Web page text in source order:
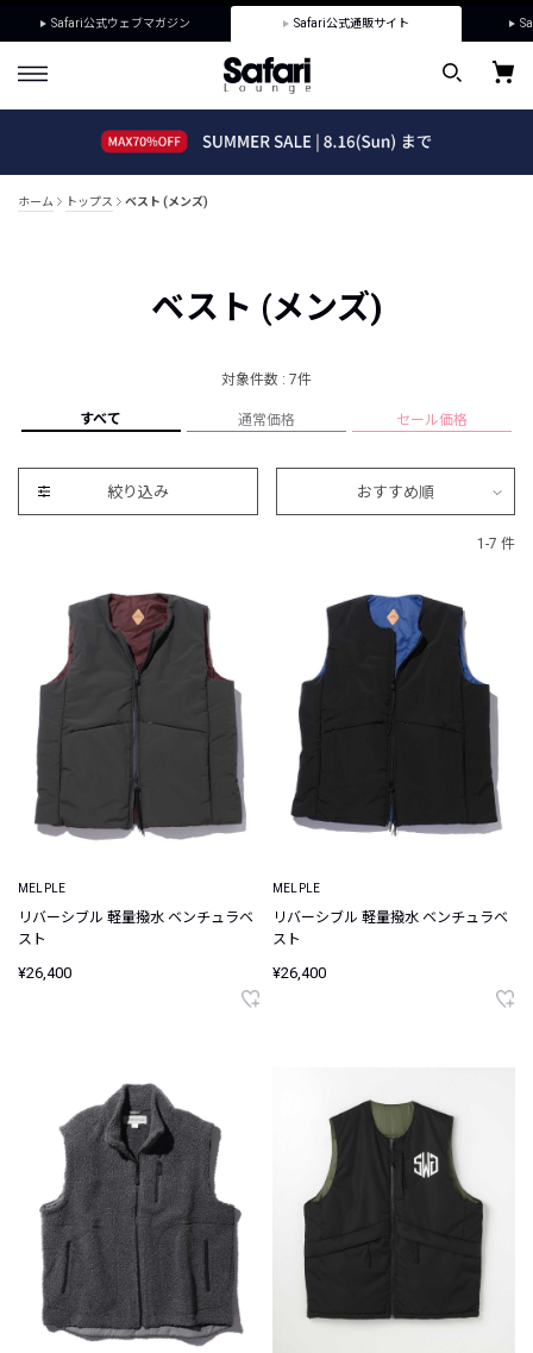
Safari公式ウェブマガジン Safari公式通販サイト
ホーム トップス ベスト (メンズ)
ベスト (メンズ)
対象件数 : 7件
すべて 通常価格 セール価格
絞り込み おすすめ順
1-7 件
MELPLE
リバーシブル 軽量撥水 ベンチュラベ
スト
¥26,400
MELPLE
リバーシブル 軽量撥水 ベンチュラベ
スト
¥26,400